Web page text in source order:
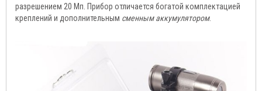
разрешением 20 Мп. Прибор отличается богатой комплектацией
креплений и дополнительным сменным аккумулятором.